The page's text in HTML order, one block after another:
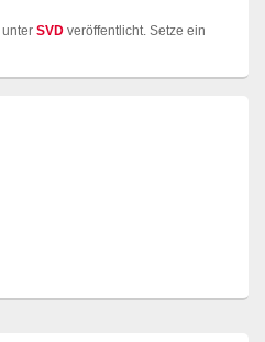
unter SVD veröffentlicht. Setze ein